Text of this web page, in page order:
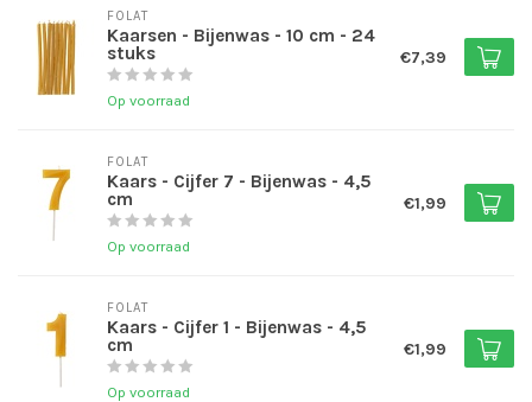
FOLAT
Kaarsen - Bijenwas - 10 cm - 24
stuks
Op voorraad
€7,39
FOLAT
Kaars - Cijfer 7 - Bijenwas - 4,5
cm
Op voorraad
€1,99
FOLAT
Kaars - Cijfer 1 - Bijenwas - 4,5
cm
Op voorraad
€1,99